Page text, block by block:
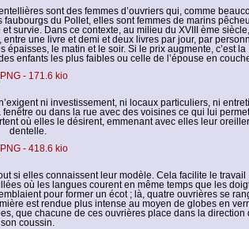
sont des femmes d’ouvriers qui, comme
du Pollet, elles sont femmes de marins
survie. Dans ce contexte, au milieu du XVIII ème
une livre et demi et deux livres par jour, par
le matin et le soir. Si le prix augmente, c’est la
enfants les plus faibles ou celle de l’épouse en
ni investissement, ni locaux particuliers, ni
ou dans la rue avec des voisines ce qui lui
où elles le désirent, emmenant avec elles leur
dentelle.
si elles connaissent leur modèle. Cela facilite le travail
où les langues courent en même temps que les
pour former un écot ; là, quatre ouvrières se
est rendue plus intense au moyen de globes en
que chacune de ces ouvrières place dans la direction
son coussin.